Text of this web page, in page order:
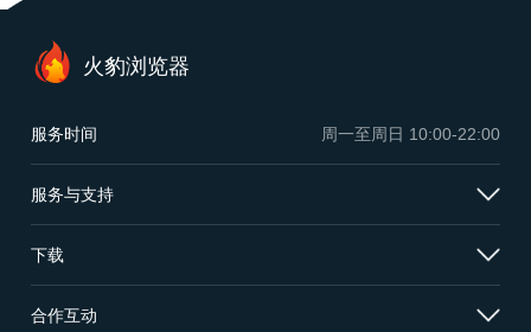
服务时间 周一至周日 10:00-22:00
火豹浏览器
服务与支持
下载
合作互动